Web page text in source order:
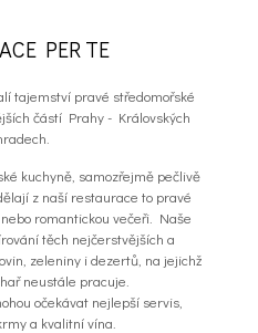
PER TE
tajemství pravé středomořské
částí Prahy - Královských
kuchyně, samozřejmě pečlivě
z naší restaurace to pravé
romantickou večeři. Naše
těch nejčerstvějších a
zeleniny i dezertů, na jejichž
neustále pracuje.
očekávat nejlepší servis,
a kvalitní vína.